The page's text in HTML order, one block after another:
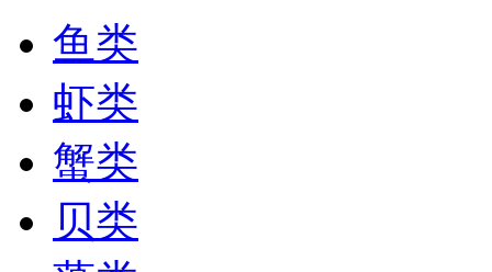
鱼类
虾类
蟹类
贝类